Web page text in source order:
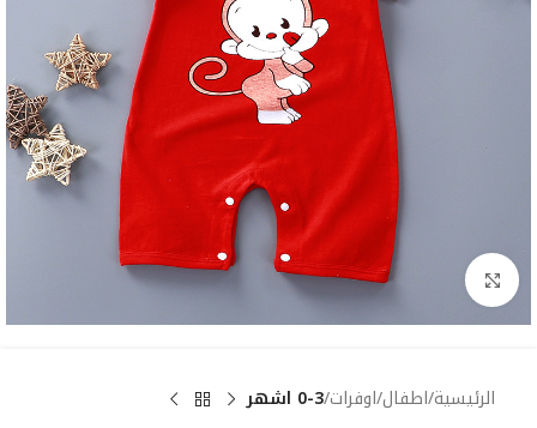
Click to enlarge
الرئيسية اطفال اوفرات 0-3 اشهر